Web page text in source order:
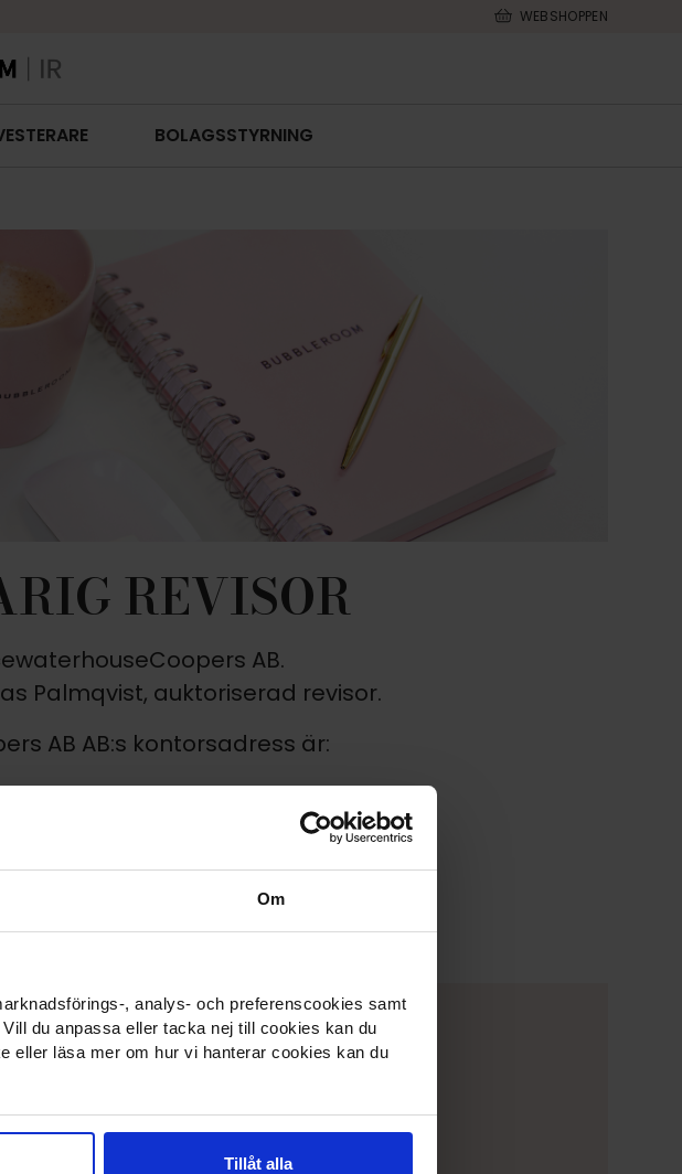
Om
, analys- och preferenscookies samt
du anpassa eller tacka nej till cookies kan du
eller läsa mer om hur vi hanterar cookies kan du
Tillåt alla
WEBSHOPPEN
BOLAGSSTYRNING
REVISOR
AB.
Palmqvist, auktoriserad revisor.
AB AB:s kontorsadress är:
AB
Prenumerera på våra